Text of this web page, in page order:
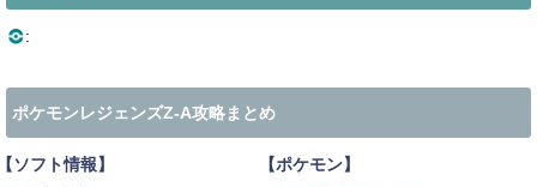
:
ポケモンレジェンズZ-A攻略まとめ
ソフト情報】
【ポケモン】